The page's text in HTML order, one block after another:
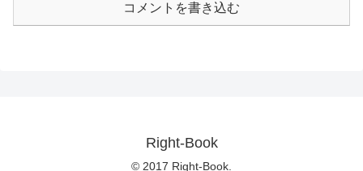
コメントを書き込む
Right-Book
© 2017 Right-Book.